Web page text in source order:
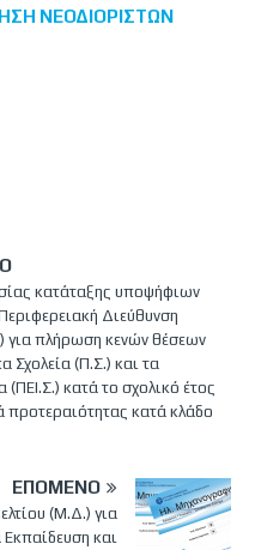
ΝΕΟΔΙΟΡΙΣΤΩΝ
κατάταξης υποψήφιων
Διεύθυνση
για πλήρωση κενών θέσεων
Σχολεία (Π.Σ.) και τα
(ΠΕΙ.Σ.) κατά το σχολικό έτος
κατά κλάδο
ΕΠΌΜΕΝΟ
(Μ.Δ.) για
και